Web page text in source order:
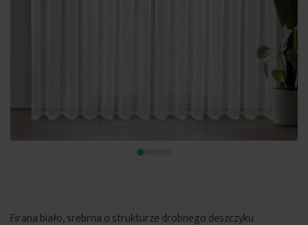
Firana biało, srebrna o strukturze drobnego deszczyku